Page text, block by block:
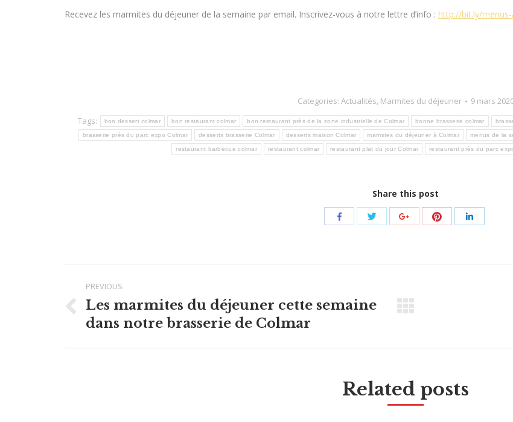
Recevez les marmites du déjeuner de la semaine par email. Inscrivez-vous à notre lettre d’info : http://bit.ly/
Categories: Actualités, Marmites du déjeuner
9 mars
Tags:
bon dessert colmar bon restaurant colmar bon restaurant près de la zone industrielle de Colmar bonne brasserie colmar
brasserie près du parc expo Colmar desserts brasserie Colmar desserts maison Colmar marmites du déjeuner à Colmar menus de la
restaurant barbecue colmar restaurant colmar restaurant plat du jour Colmar restaurant près du parc
Share this post
Share
Share
Post
navigation
PREVIOUS
Previous
post:
Les marmites du déjeuner cette semaine
dans notre brasserie de Colmar
Related posts